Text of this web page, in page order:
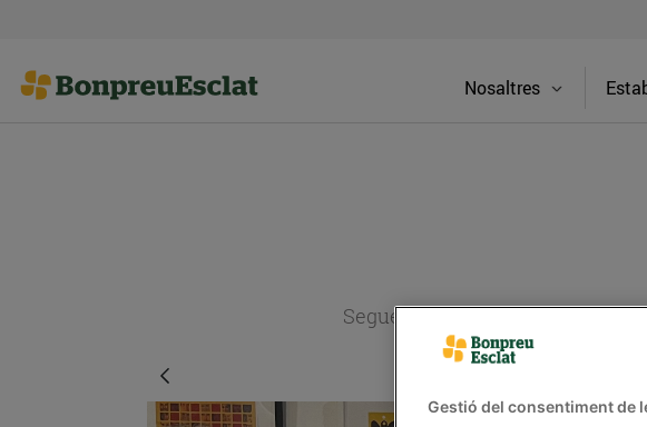
Nosaltres
Segueix l'actualitat dels
Gestió del consentiment de